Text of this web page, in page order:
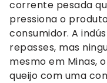
corrente pesada
pressiona o
consumidor. A
repasses, mas
mesmo em Minas,
queijo com uma